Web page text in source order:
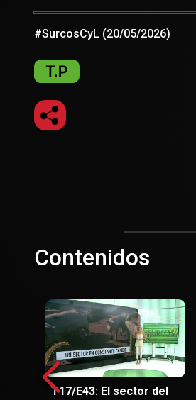
#SurcosCyL (20/05/2026)
Contenidos
T17/E43: El sector del